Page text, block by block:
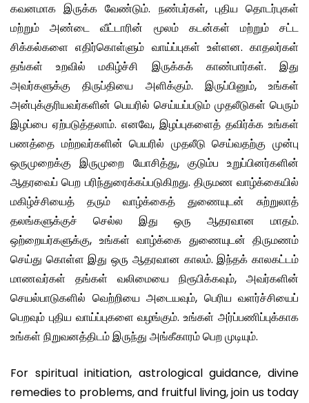
கவனமாக இருக்க வேண்டும். நண்பர்கள், புதிய தொடர்புகள்
மற்றும் அண்டை வீட்டாரின் மூலம் கடன்கள் மற்றும் சட்ட
சிக்கல்களை எதிர்கொள்ளும் வாய்ப்புகள் உள்ளன. காதலர்கள்
தங்கள் உறவில் மகிழ்ச்சி இருக்கக் காண்பார்கள். இது
அவர்களுக்கு திருப்தியை அளிக்கும். இருப்பினும், உங்கள்
அன்புக்குரியவர்களின் பெயரில் செய்யப்படும் முதலீடுகள் பெரும்
இழப்பை ஏற்படுத்தலாம். எனவே, இழப்புகளைத் தவிர்க்க உங்கள்
பணத்தை மற்றவர்களின் பெயரில் முதலீடு செய்வதற்கு முன்பு
ஒருமுறைக்கு இருமுறை யோசித்து, குடும்ப உறுப்பினர்களின்
ஆதரவைப் பெற பரிந்துரைக்கப்படுகிறது. திருமண வாழ்க்கையில்
மகிழ்ச்சியைத் தரும் வாழ்க்கைத் துணையுடன் சுற்றுலாத்
தலங்களுக்குச் செல்ல இது ஒரு ஆதரவான மாதம்.
ஒற்றையர்களுக்கு, உங்கள் வாழ்க்கை துணையுடன் திருமணம்
செய்து கொள்ள இது ஒரு ஆதரவான காலம். இந்தக் காலகட்டம்
மாணவர்கள் தங்கள் வலிமையை நிரூபிக்கவும், அவர்களின்
செயல்பாடுகளில் வெற்றியை அடையவும், பெரிய வளர்ச்சியைப்
பெறவும் புதிய வாய்ப்புகளை வழங்கும். உங்கள் அர்ப்பணிப்புக்காக
உங்கள் நிறுவனத்திடம் இருந்து அங்கீகாரம் பெற முடியும்.
For spiritual initiation, astrological guidance, divine
remedies to problems, and fruitful living, join us today